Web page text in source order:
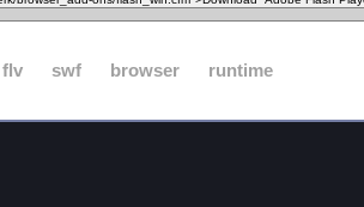
flv swf browser runtime